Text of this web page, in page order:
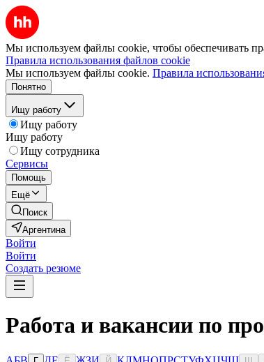
Мы используем файлы cookie, чтобы обеспечивать
Правила использования файлов cookie
Мы используем файлы cookie. Правила
Понятно
Ищу работу
Ищу работу
Ищу работу
Ищу сотрудника
Сервисы
Помощь
Ещё
Поиск
Аргентина
Войти
Войти
Создать резюме
Работа и вакансии по